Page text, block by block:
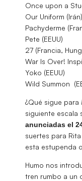
Once upon a
Our Uniform (Irán)
Pachyderme
Pete (EEUU)
27 (Francia,
War Is Over!
Yoko (EEUU)
Wild Summon
¿Qué sigue para
siguiente escala
anunciadas el
suertes para
esta estupenda
Humo nos
tren rumbo a un